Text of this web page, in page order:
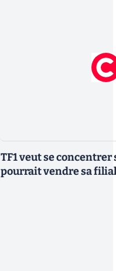
TF1 veut se
pourrait vendre sa